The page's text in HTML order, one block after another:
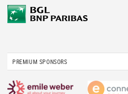
PREMIUM SPONSORS